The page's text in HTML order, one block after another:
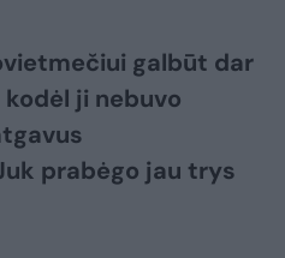
galbūt dar
ji nebuvo
prabėgo jau trys